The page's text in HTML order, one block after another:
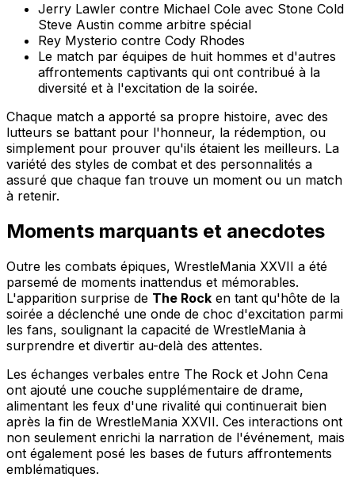
Jerry Lawler contre Michael Cole avec Stone Cold
Steve Austin comme arbitre spécial
Rey Mysterio contre Cody Rhodes
Le match par équipes de huit hommes et d'autres
affrontements captivants qui ont contribué à la
diversité et à l'excitation de la soirée.
Chaque match a apporté sa propre histoire, avec des
lutteurs se battant pour l'honneur, la rédemption, ou
simplement pour prouver qu'ils étaient les meilleurs. La
variété des styles de combat et des personnalités a
assuré que chaque fan trouve un moment ou un match
à retenir.
Moments marquants et anecdotes
Outre les combats épiques, WrestleMania XXVII a été
parsemé de moments inattendus et mémorables.
L'apparition surprise de The Rock en tant qu'hôte de la
soirée a déclenché une onde de choc d'excitation parmi
les fans, soulignant la capacité de WrestleMania à
surprendre et divertir au-delà des attentes.
Les échanges verbales entre The Rock et John Cena
ont ajouté une couche supplémentaire de drame,
alimentant les feux d'une rivalité qui continuerait bien
après la fin de WrestleMania XXVII. Ces interactions ont
non seulement enrichi la narration de l'événement, mais
ont également posé les bases de futurs affrontements
emblématiques.